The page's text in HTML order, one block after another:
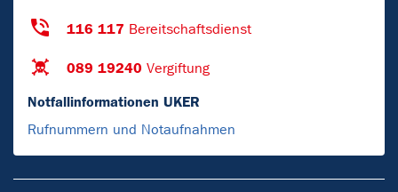
116 117 Bereitschaftsdienst
089 19240 Vergiftung
Notfallinformationen UKER
Rufnummern und Notaufnahmen